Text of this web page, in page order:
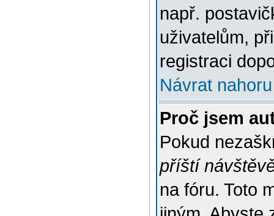
např.
uživatelům,
registraci
Návrat nahoru
Proč jsem
Pokud
příští
na fóru. Toto